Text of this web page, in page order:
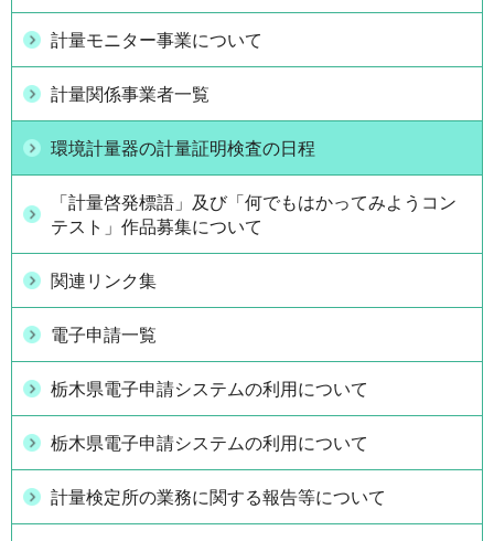
計量モニター事業について
計量関係事業者一覧
環境計量器の計量証明検査の日程
「計量啓発標語」及び「何でもはかってみようコン
テスト」作品募集について
関連リンク集
電子申請一覧
栃木県電子申請システムの利用について
栃木県電子申請システムの利用について
計量検定所の業務に関する報告等について